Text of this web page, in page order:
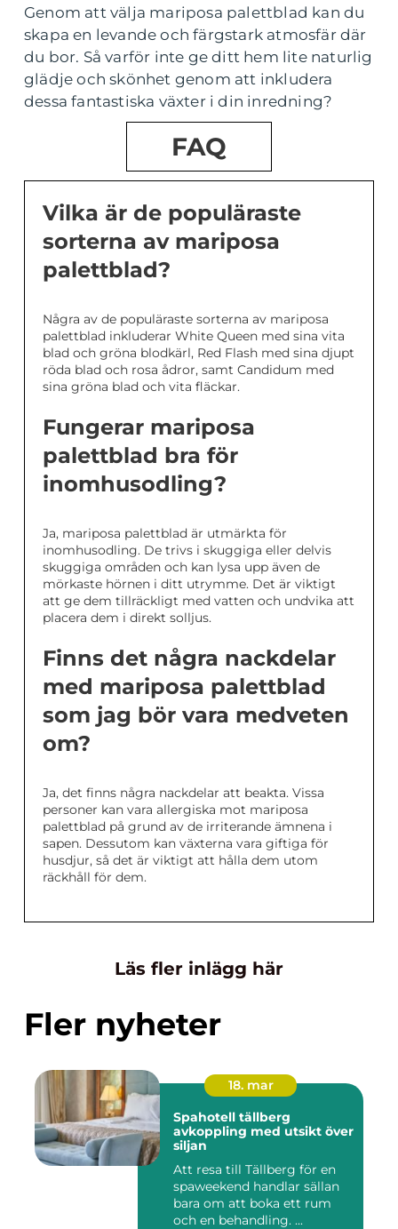
Genom att välja mariposa palettblad kan du
skapa en levande och färgstark atmosfär där
du bor. Så varför inte ge ditt hem lite naturlig
glädje och skönhet genom att inkludera
dessa fantastiska växter i din inredning?
FAQ
Vilka är de populäraste
sorterna av mariposa
palettblad?
Några av de populäraste sorterna av mariposa
palettblad inkluderar White Queen med sina vita
blad och gröna blodkärl, Red Flash med sina djupt
röda blad och rosa ådror, samt Candidum med
sina gröna blad och vita fläckar.
Fungerar mariposa
palettblad bra för
inomhusodling?
Ja, mariposa palettblad är utmärkta för
inomhusodling. De trivs i skuggiga eller delvis
skuggiga områden och kan lysa upp även de
mörkaste hörnen i ditt utrymme. Det är viktigt
att ge dem tillräckligt med vatten och undvika att
placera dem i direkt solljus.
Finns det några nackdelar
med mariposa palettblad
som jag bör vara medveten
om?
Ja, det finns några nackdelar att beakta. Vissa
personer kan vara allergiska mot mariposa
palettblad på grund av de irriterande ämnena i
sapen. Dessutom kan växterna vara giftiga för
husdjur, så det är viktigt att hålla dem utom
räckhåll för dem.
Läs fler inlägg här
Fler nyheter
18. mar
Spahotell tällberg
avkoppling med utsikt över
siljan
Att resa till Tällberg för en
spaweekend handlar sällan
bara om att boka ett rum
och en behandling. ...